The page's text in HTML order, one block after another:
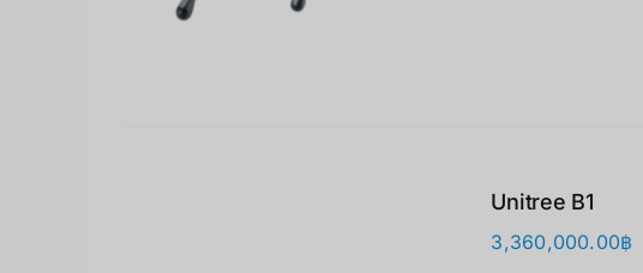
Unitree B1
3,360,000.00฿